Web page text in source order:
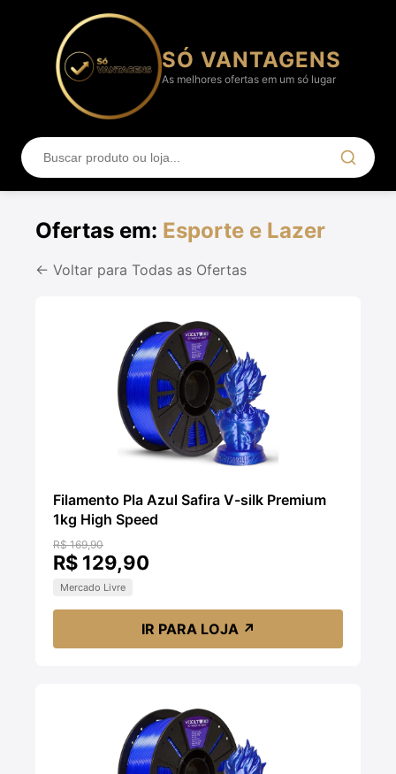
SÓ VANTAGENS
As melhores ofertas em um só lugar
Ofertas em: Esporte e Lazer
← Voltar para Todas as Ofertas
Filamento Pla Azul Safira V-silk Premium
1kg High Speed
R$ 169,90
R$ 129,90
Mercado Livre
IR PARA LOJA ↗